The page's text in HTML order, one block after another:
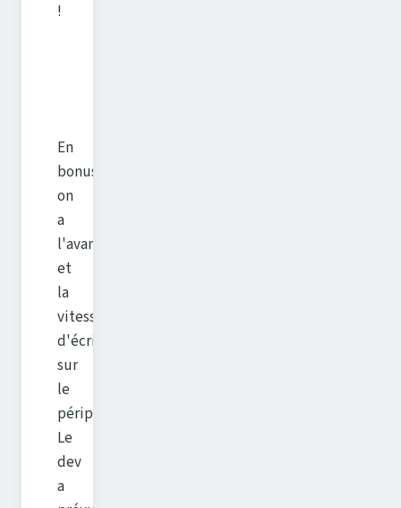
!
En
bonus,
on
a
l'avancement
et
la
vitesse
d'écriture
sur
le
périphérique.
Le
dev
a